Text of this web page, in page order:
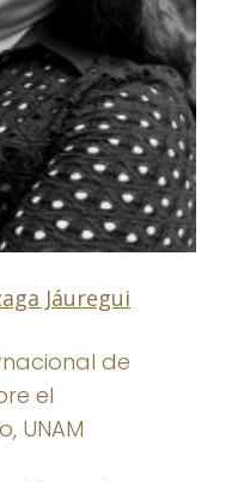
Jáuregui
de
el
UNAM